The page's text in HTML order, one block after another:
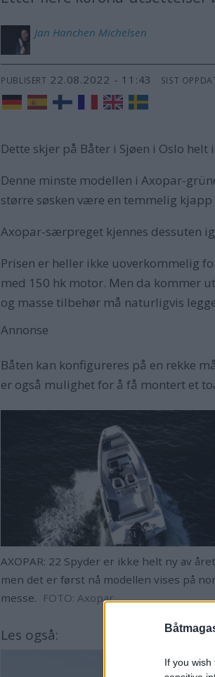
If you
Jan Hanchen Michelsen
PUBLISERT 22.08.2022 - 11:43 SIST
Dette skjer på Båter i Sjøen i Oslo helt
Denne minste modellen i Axopar-
større søsken være en temmelig
Axopar-særpreget kjennes dessuten
Prisen er heller ikke uoverkommelig
med 150 hk motor. Men da kommer
og masse tilbehør må naturligvis
Annonse
Båten kan konfigureres på en rekke
er også mulighet for å få montert et
AXOPAR: 22 Spyder er ikke helt ny av
men det er først nå modellen vises på
messe. FOTO: Axopar
Les også: